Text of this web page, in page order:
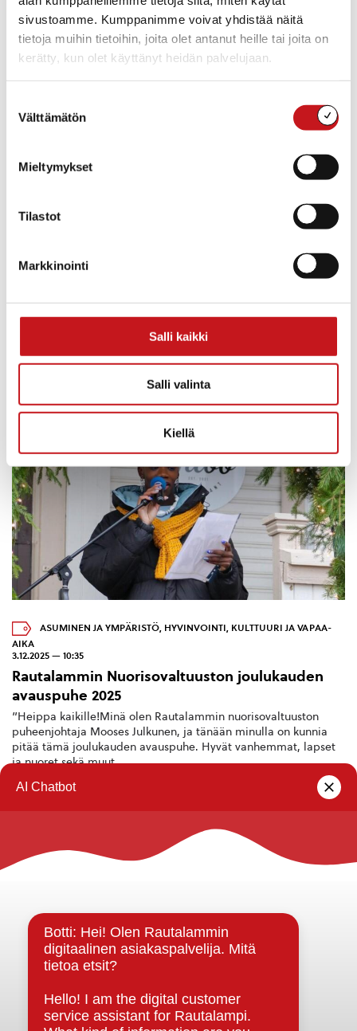
sivustoamme. Kumppanimme voivat yhdistää näitä
tietoja muihin tietoihin, joita olet antanut heille tai joita on
kerätty, kun olet käyttänyt heidän palvelujaan.
valinta
Välttämätön
Mieltymykset
Tilastot
Markkinointi
Salli kaikki
Salli valinta
Kiellä
keskustelutilaisuuden nuorten ja päättäjien välille. Paikalle
saapui päättäjiä sekä eri tahojen ed...
ASUMINEN JA YMPÄRISTÖ HYVINVOINTI
Haluatko eroon nikotiinista?
28 päivää ilman tukitapaamiset verkossaAlkamispäivät:Ryhmä
1. 16.9. 2025 klo 17.00Ryhmä 2. 28.10.2025 klo 17.00Tapaamiset
http://www.28paivaailman.fi/verkkoTai QR- koodin...
ASUMINEN JA YMPÄRISTÖ HYVINVOINTI KULTTUURI JA VAPAA-
AIKA
3.12.2025 — 10:35
Rautalammin Nuorisovaltuuston joulukauden
avauspuhe 2025
”Heippa kaikille!Minä olen Rautalammin nuorisovaltuuston
puheenjohtaja Mooses Julkunen, ja tänään minulla on kunnia
pitää tämä joulukauden avauspuhe. Hyvät vanhemmat, lapset
ja nuoret sekä muut ...
Rautalammin kunta
Strategiat, ohjelmat, ohjeet, suunnitelmat, säännöt ja
sopimukset
Asiakirjajulkisuuskuvaus
Evästeet
Saavutettavuusseloste